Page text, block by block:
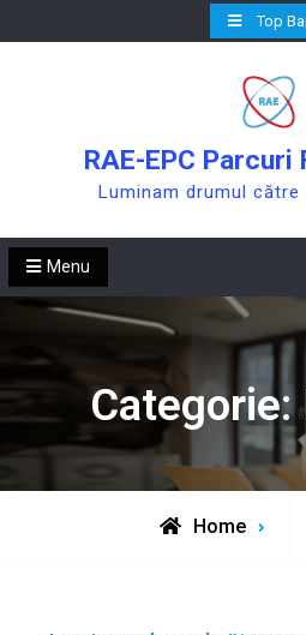
to
Top
RAE-EPC
Luminam drumul
Menu
Categorie:
Home